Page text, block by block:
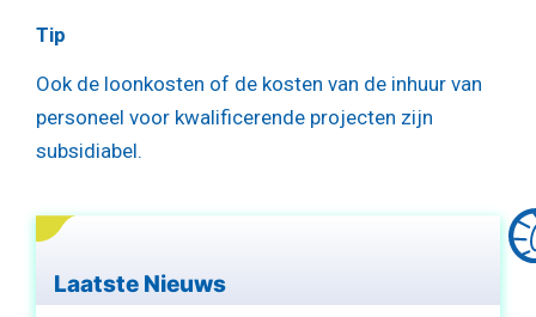
Tip
Ook de loonkosten of de kosten van de inhuur van
personeel voor kwalificerende projecten zijn
subsidiabel.
Laatste Nieuws